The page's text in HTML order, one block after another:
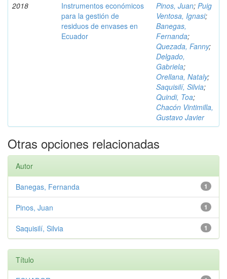
2018
Instrumentos económicos
para la gestión de
residuos de envases en
Ecuador
Pinos, Juan; Puig
Ventosa, Ignasi;
Banegas,
Fernanda;
Quezada, Fanny;
Delgado,
Gabriela;
Orellana, Nataly;
Saquisilí, Silvia;
Quindi, Toa;
Chacón Vintimilla,
Gustavo Javier
Otras opciones relacionadas
Autor
1
Banegas, Fernanda
1
Pinos, Juan
1
Saquisilí, Silvia
Título